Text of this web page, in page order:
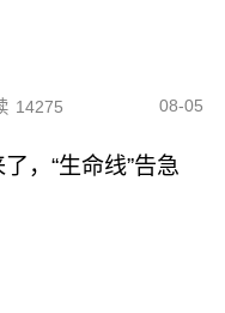
14275 08-05
，“生命线”告急